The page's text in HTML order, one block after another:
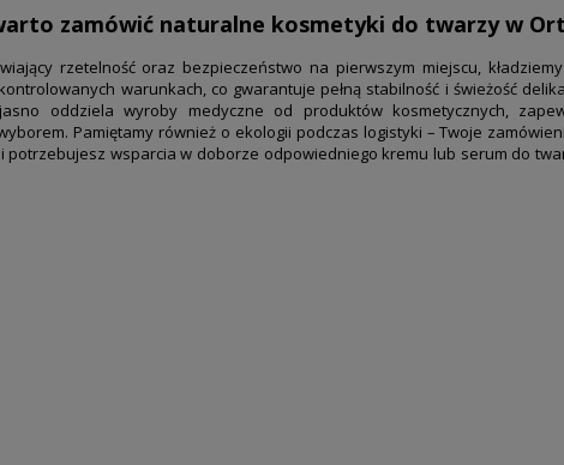
zamówić naturalne kosmetyki do twarzy w
rzetelność oraz bezpieczeństwo na pierwszym miejscu,
warunkach, co gwarantuje pełną stabilność i świeżość
oddziela wyroby medyczne od produktów kosmetycznych,
Pamiętamy również o ekologii podczas logistyki – Twoje
potrzebujesz wsparcia w doborze odpowiedniego kremu lub serum do